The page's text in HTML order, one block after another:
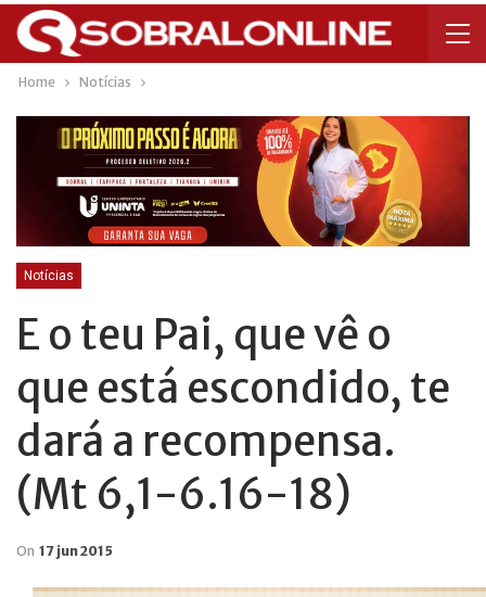
Home Notícias
Notícias
E o teu Pai, que vê o
que está escondido, te
dará a recompensa.
(Mt 6,1-6.16-18)
On 17 jun 2015